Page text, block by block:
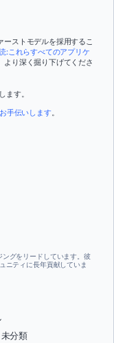
ーストモデルを採用するこ
:これらすべてのアプリケ
より深く掘り下げてくださ
ます。
手伝いします。
グをリードしています。彼
ニティに長年貢献していま
未分類